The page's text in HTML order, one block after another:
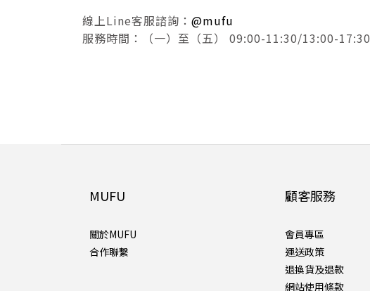
線上Line客服諮詢： @mufu
服務時間：（一）至（五） 09:00-11:30/13:00-17:30
MUFU
關於MUFU
合作聯繫
顧客服務
會員專區
運送政策
退換貨及退款
網站使用條款